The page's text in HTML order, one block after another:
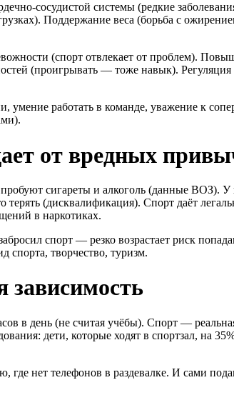
сосудистой системы (редкие
Поддержание веса (борьба с
(спорт отвлекает от проблем).
(проигрывать — тоже навык). Регуляция
умение работать в команде, уважение к
от вредных
сигареты и алкоголь (данные ВОЗ). У
терять (дисквалификация). Спорт даёт
в наркотиках.
спорт — резко возрастает риск
спорта, творчество, туризм.
зависимость
в день (не считая учёбы). Спорт —
дети, которые ходят в спортзал, на
где нет телефонов в раздевалке. И сами